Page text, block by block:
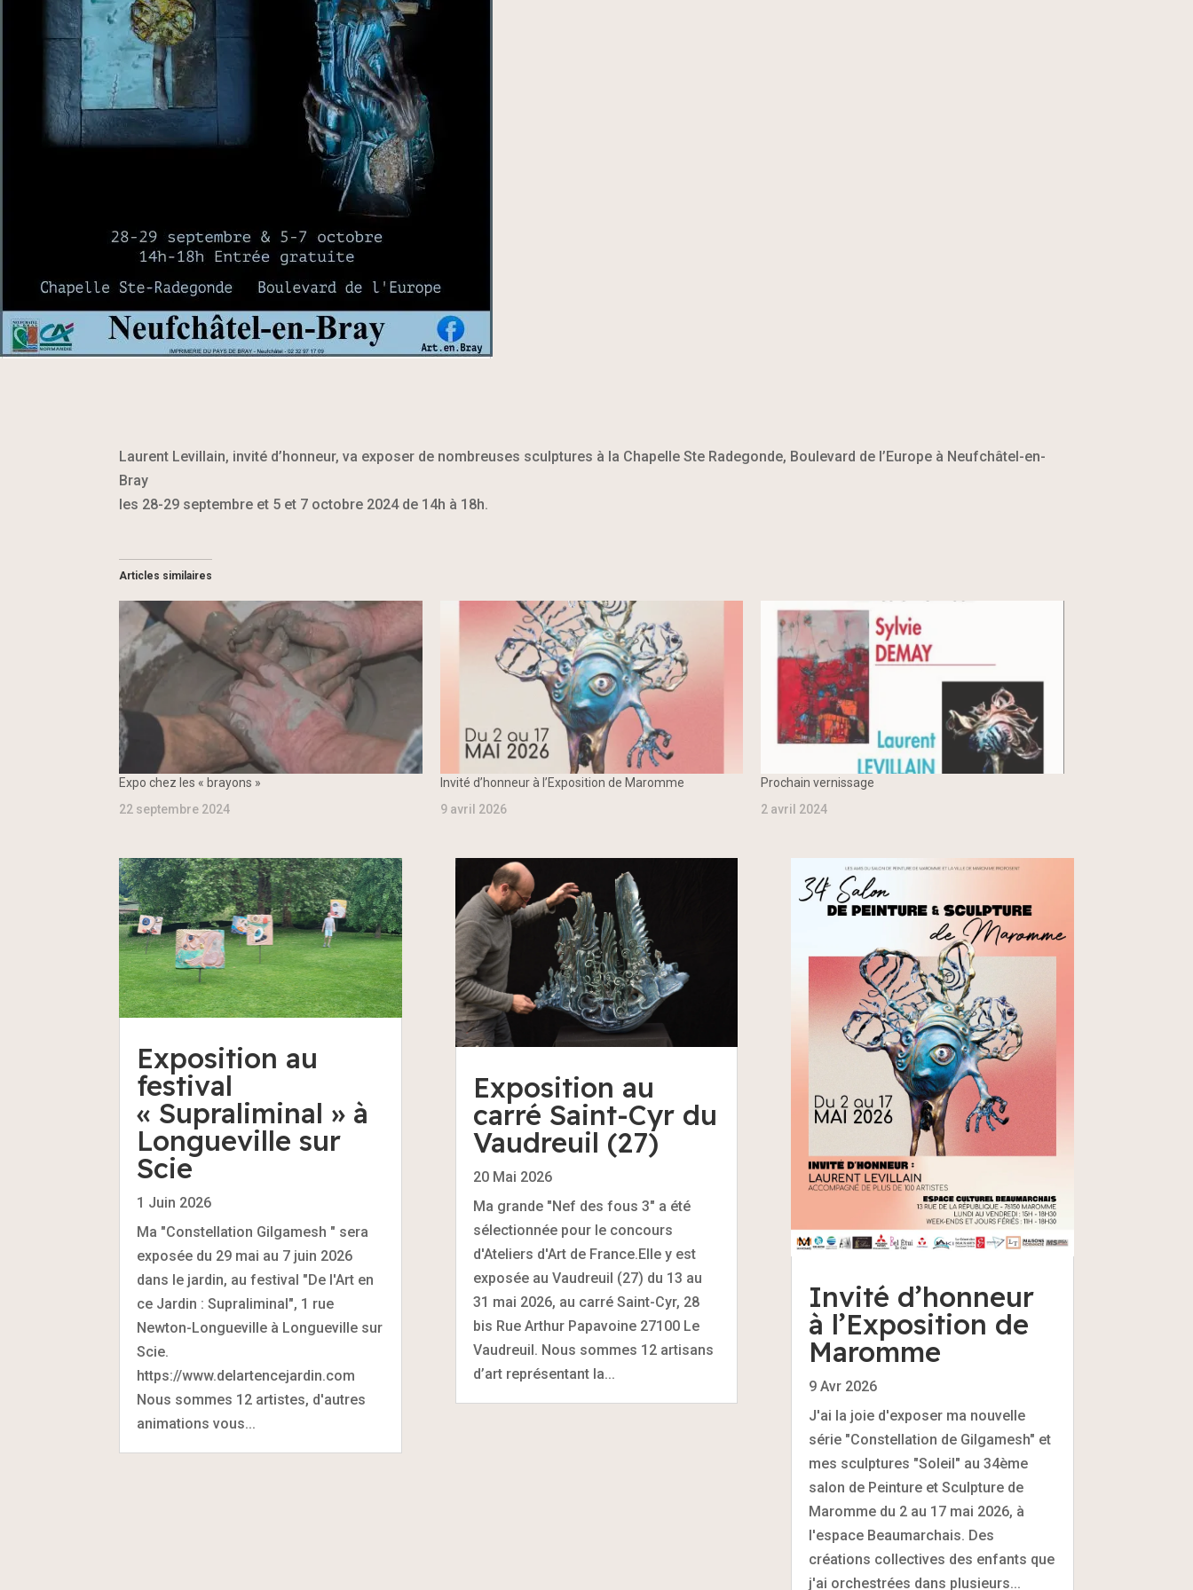
Laurent Levillain, invité d’honneur, va exposer de nombreuses sculptures à la Chapelle Ste Radegonde, Boulevard de l’Europe à Neufchâtel-en-
Bray
les 28-29 septembre et 5 et 7 octobre 2024 de 14h à 18h.
Articles similaires
Expo chez les « brayons »
22 septembre 2024
Invité d’honneur à l’Exposition de Maromme
9 avril 2026
Prochain vernissage
2 avril 2024
Exposition au
festival
« Supraliminal » à
Longueville sur
Scie
1 Juin 2026
Ma "Constellation Gilgamesh " sera
exposée du 29 mai au 7 juin 2026
dans le jardin, au festival "De l'Art en
ce Jardin : Supraliminal", 1 rue
Newton-Longueville à Longueville sur
Scie.
https://www.delartencejardin.com
Nous sommes 12 artistes, d'autres
animations vous...
Exposition au
carré Saint-Cyr du
Vaudreuil (27)
20 Mai 2026
Ma grande "Nef des fous 3" a été
sélectionnée pour le concours
d'Ateliers d'Art de France.Elle y est
exposée au Vaudreuil (27) du 13 au
31 mai 2026, au carré Saint-Cyr, 28
bis Rue Arthur Papavoine 27100 Le
Vaudreuil. Nous sommes 12 artisans
d’art représentant la...
Invité d’honneur
à l’Exposition de
Maromme
9 Avr 2026
J'ai la joie d'exposer ma nouvelle
série "Constellation de Gilgamesh" et
mes sculptures "Soleil" au 34ème
salon de Peinture et Sculpture de
Maromme du 2 au 17 mai 2026, à
l'espace Beaumarchais. Des
créations collectives des enfants que
j'ai orchestrées dans plusieurs...